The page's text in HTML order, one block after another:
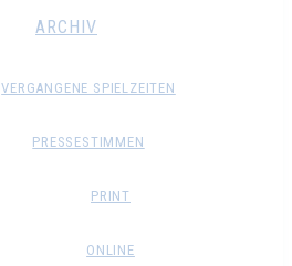
ARCHIV
VERGANGENE SPIELZEITEN
PRESSESTIMMEN
PRINT
ONLINE